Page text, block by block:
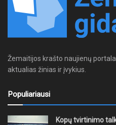
Žemaitijos krašto naujienų
aktualias žinias ir įvykius.
Populiariausi
Kopų tvirtinimo